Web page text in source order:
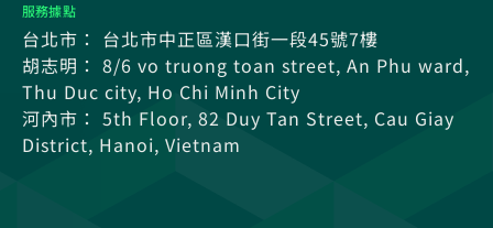
服務據點
台北市： 台北市中正區漢口街一段45號7樓
胡志明： 8/6 vo truong toan street, An Phu ward,
Thu Duc city, Ho Chi Minh City
河內市： 5th Floor, 82 Duy Tan Street, Cau Giay
District, Hanoi, Vietnam